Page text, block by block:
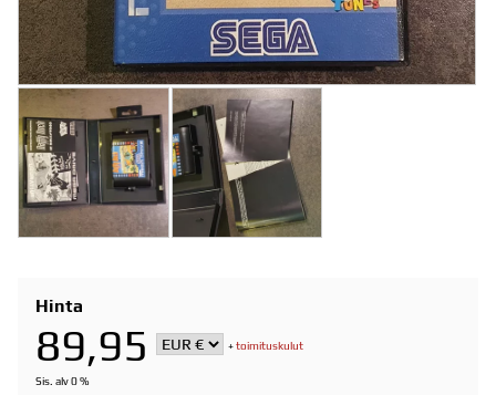
Hinta
89,95 +toimituskulut
Sis. alv 0 %